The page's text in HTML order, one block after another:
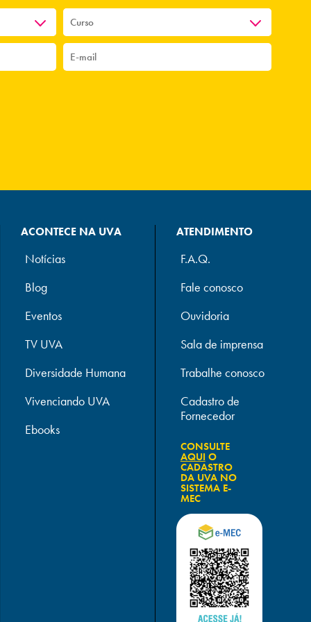
ACONTECE NA UVA
Notícias
Blog
Eventos
TV UVA
Diversidade Humana
Vivenciando UVA
Ebooks
ATENDIMENTO
F.A.Q.
Fale conosco
Ouvidoria
Sala de imprensa
Trabalhe conosco
Cadastro de
Fornecedor
CONSULTE
AQUIO
CADASTRO
DA UVA NO
SISTEMA E-
MEC